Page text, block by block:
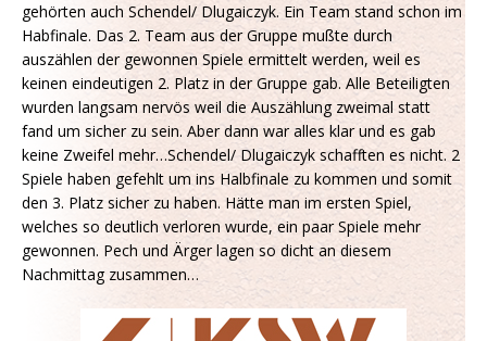
gehörten auch Schendel/ Dlugaiczyk. Ein Team stand schon im
Habfinale. Das 2. Team aus der Gruppe mußte durch
auszählen der gewonnen Spiele ermittelt werden, weil es
keinen eindeutigen 2. Platz in der Gruppe gab. Alle Beteiligten
wurden langsam nervös weil die Auszählung zweimal statt
fand um sicher zu sein. Aber dann war alles klar und es gab
keine Zweifel mehr…Schendel/ Dlugaiczyk schafften es nicht. 2
Spiele haben gefehlt um ins Halbfinale zu kommen und somit
den 3. Platz sicher zu haben. Hätte man im ersten Spiel,
welches so deutlich verloren wurde, ein paar Spiele mehr
gewonnen. Pech und Ärger lagen so dicht an diesem
Nachmittag zusammen…